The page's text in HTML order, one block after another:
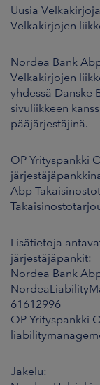
Uusia
Velkakirjojen
Nordea Bank
Velkakirjojen
yhdessä Danske
sivuliikkeen
pääjärjestäjinä.
OP Yrityspankki
Abp
Lisätietoja
järjestäjäpankit:
Nordea Bank
61612996
OP Yrityspankki
Jakelu: